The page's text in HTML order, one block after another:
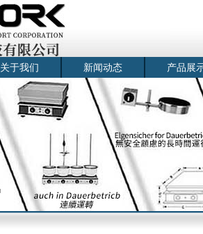
关于我们 新闻动态 产品展